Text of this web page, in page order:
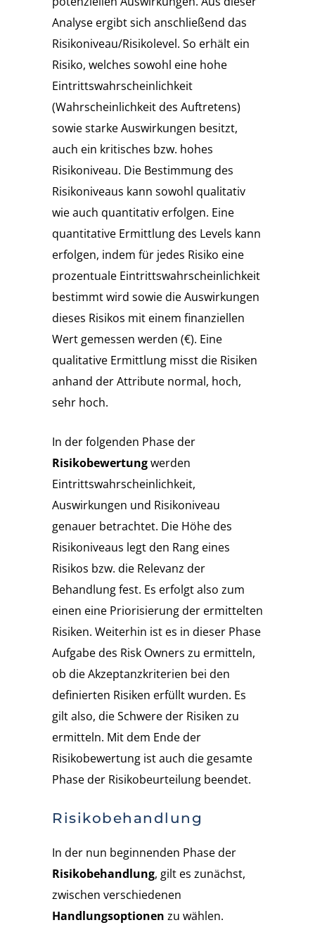
Analyse ergibt sich anschließend das
Risikoniveau/Risikolevel. So erhält ein
Risiko, welches sowohl eine hohe
Eintrittswahrscheinlichkeit
(Wahrscheinlichkeit des Auftretens)
sowie starke Auswirkungen besitzt,
auch ein kritisches bzw. hohes
Risikoniveau. Die Bestimmung des
Risikoniveaus kann sowohl qualitativ
wie auch quantitativ erfolgen. Eine
quantitative Ermittlung des Levels kann
erfolgen, indem für jedes Risiko eine
prozentuale Eintrittswahrscheinlichkeit
bestimmt wird sowie die Auswirkungen
dieses Risikos mit einem finanziellen
Wert gemessen werden (€). Eine
qualitative Ermittlung misst die Risiken
anhand der Attribute normal, hoch,
sehr hoch.
In der folgenden Phase der
Risikobewertungwerden
Eintrittswahrscheinlichkeit,
Auswirkungen und Risikoniveau
genauer betrachtet. Die Höhe des
Risikoniveaus legt den Rang eines
Risikos bzw. die Relevanz der
Behandlung fest. Es erfolgt also zum
einen eine Priorisierung der ermittelten
Risiken. Weiterhin ist es in dieser Phase
Aufgabe des Risk Owners zu ermitteln,
ob die Akzeptanzkriterien bei den
definierten Risiken erfüllt wurden. Es
gilt also, die Schwere der Risiken zu
ermitteln. Mit dem Ende der
Risikobewertung ist auch die gesamte
Phase der Risikobeurteilung beendet.
Risikobehandlung
In der nun beginnenden Phase der
Risikobehandlung, gilt es zunächst,
zwischen verschiedenen
Handlungsoptionen zu wählen.